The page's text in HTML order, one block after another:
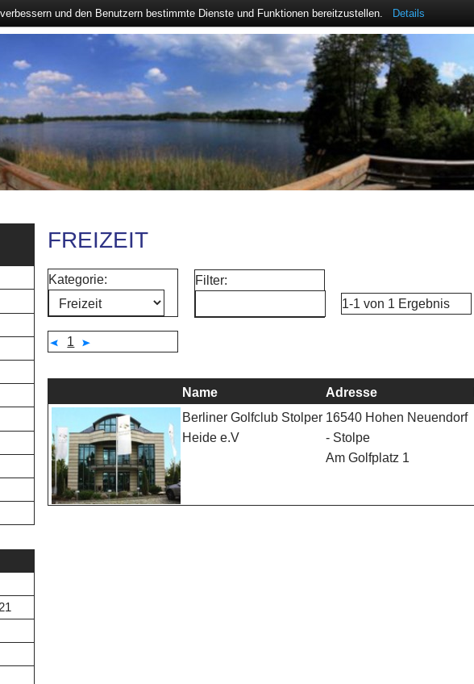
FREIZEIT
Kategorie:
Filter:
1-1 von 1 Ergebnis
1
Name Adresse
Berliner Golfclub Stolper
Heide e.V
16540 Hohen Neuendorf
- Stolpe
Am Golfplatz 1
und den Benutzern bestimmte Dienste und Funktionen bereitzustellen. Details